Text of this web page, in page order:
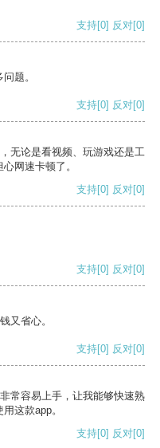
支持[0] 反对[0]
题。
支持[0] 反对[0]
无论是看视频、玩游戏还是工
网速卡顿了。
支持[0] 反对[0]
支持[0] 反对[0]
又省心。
支持[0] 反对[0]
常容易上手，让我能够快速熟
这款app。
支持[0] 反对[0]